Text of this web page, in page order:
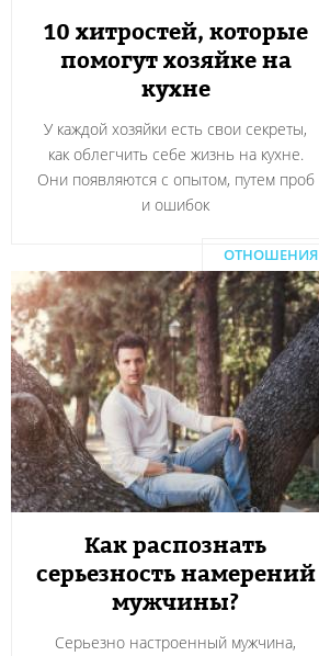
10 хитростей, которые
помогут хозяйке на
кухне
У каждой хозяйки есть свои секреты,
как облегчить себе жизнь на кухне.
Они появляются с опытом, путем проб
и ошибок
ОТНОШЕНИЯ
Как распознать
серьезность намерений
мужчины?
Серьезно настроенный мужчина,